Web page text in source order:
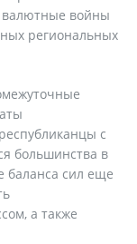
валютные войны
региональных
с
большинства в
баланса сил еще
а также